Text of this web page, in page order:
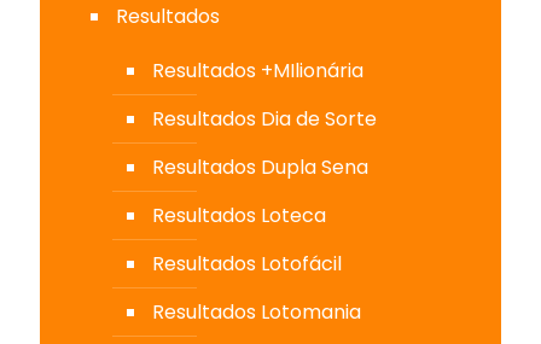
Resultados
Resultados +MIlionária
Resultados Dia de Sorte
Resultados Dupla Sena
Resultados Loteca
Resultados Lotofácil
Resultados Lotomania